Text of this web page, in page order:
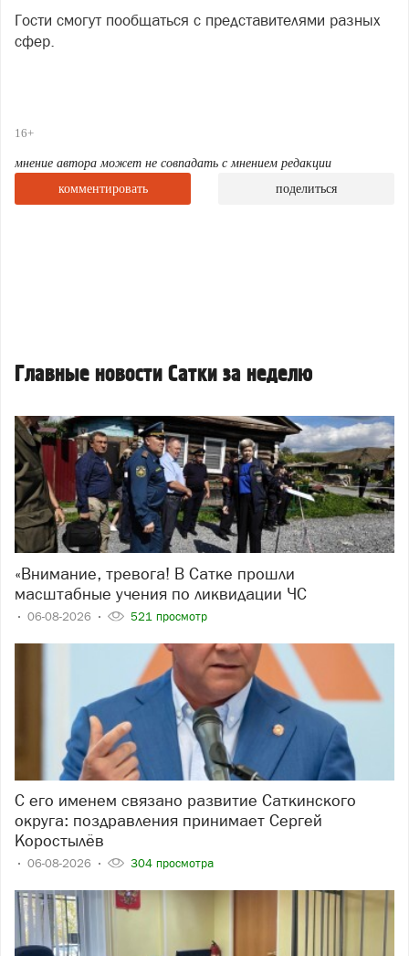
Гости смогут пообщаться с представителями разных
сфер.
16+
мнение автора может не совпадать с мнением редакции
комментировать
поделиться
Главные новости Сатки за неделю
«Внимание, тревога! В Сатке прошли
масштабные учения по ликвидации ЧС
06-08-2026 521 просмотр
С его именем связано развитие Саткинского
округа: поздравления принимает Сергей
Коростылёв
06-08-2026 304 просмотра